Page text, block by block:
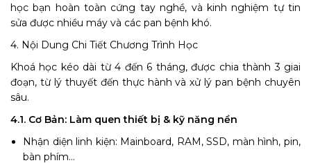
học bạn hoàn toàn cứng tay nghề, và kinh nghiệm tự tin
sửa được nhiều máy và các pan bệnh khó.
4. Nội Dung Chi Tiết Chương Trình Học
Khoá học kéo dài từ 4 đến 6 tháng, được chia thành 3 giai
đoạn, từ lý thuyết đến thực hành và xử lý pan bệnh chuyên
sâu.
4.1. Cơ Bản: Làm quen thiết bị & kỹ năng nền
Nhận diện linh kiện: Mainboard, RAM, SSD, màn hình, pin,
bàn phím...